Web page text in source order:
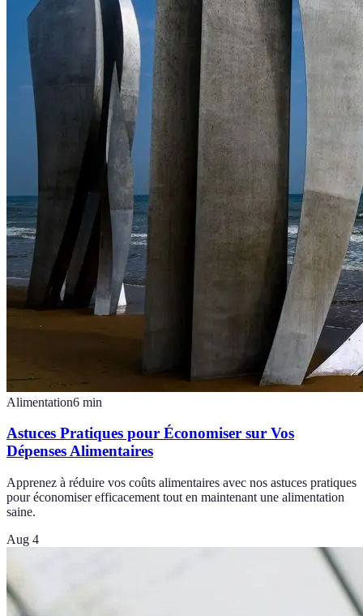
Alimentation6 min
Astuces Pratiques pour Économiser sur Vos
Dépenses Alimentaires
Apprenez à réduire vos coûts alimentaires avec nos astuces pratiques
pour économiser efficacement tout en maintenant une alimentation
saine.
Aug 4